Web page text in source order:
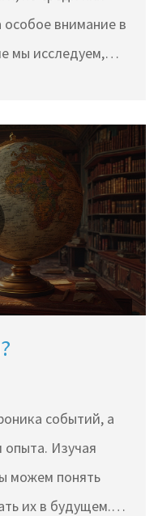
особое внимание в
мы исследуем,
какие
сердца
как выбирать
с первых
событий, а
опыта. Изучая
можем понять
их в будущем.